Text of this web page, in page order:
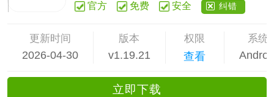
官方 免费 安全 纠错
更新时间
2026-04-30
版本
v1.19.21
权限
查看
系统
立即下载